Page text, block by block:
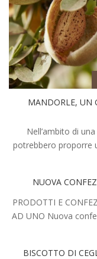
MANDORLE, UN
Nell’ambito di
potrebbero proporre
NUOVA
PRODOTTI E
AD UNO Nuova
BISCOTTO DI